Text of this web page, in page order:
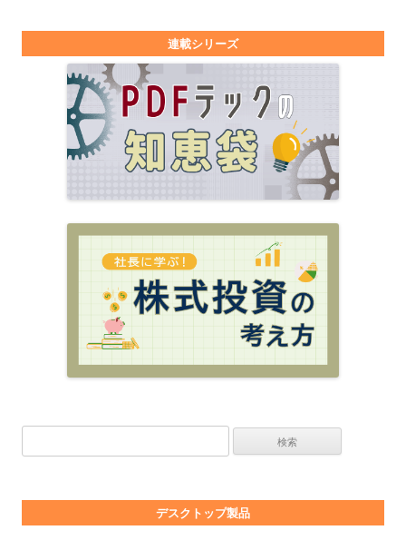
連載シリーズ
デスクトップ製品